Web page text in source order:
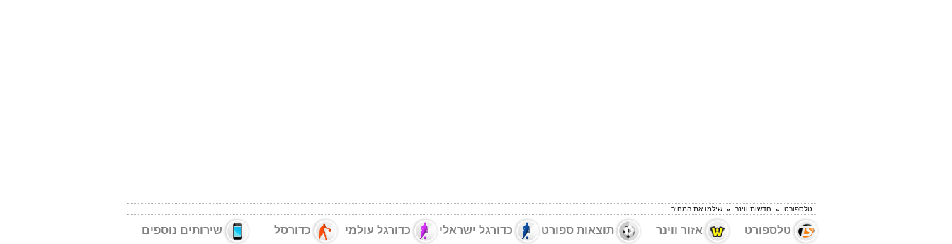
טלספורט » חדשות ווינר » שילמו את המחיר
טלספורט אזור ווינר תוצאות ספורט כדורגל ישראלי כדורגל עולמי כדורסל שירותים נוספים